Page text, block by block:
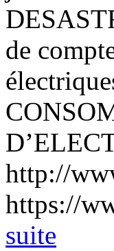
de
http://
https://
suite